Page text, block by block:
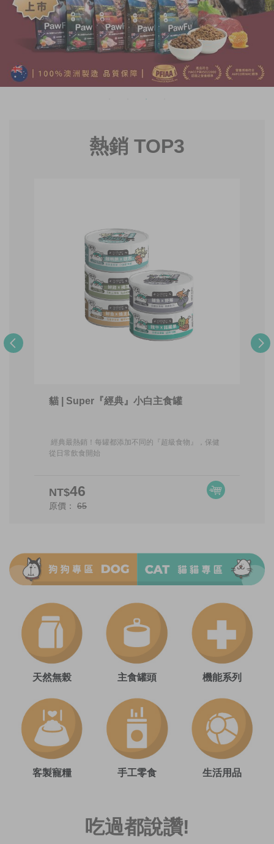
熱銷 TOP3
貓 | Super『經典』小白主食罐
經典最熱銷！每罐都添加不同的『超級食物』，保健
從日常飲食開始
NT$46
原價： 65
天然無榖 主食罐頭 機能系列
客製寵糧 手工零食 生活用品
吃過都說讚!